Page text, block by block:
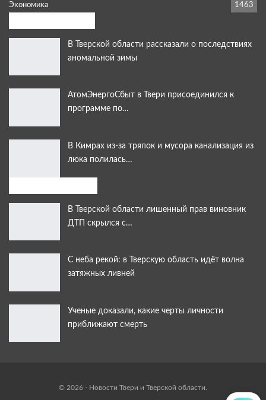
Экономика 1463
В Тверской области рассказали о последствиях
аномальной зимы
АтомЭнергоСбыт в Твери присоединился к
программе по…
В Кимрах из-за тряпок и мусора канализация из
люка полилась…
В Тверской области лишенный прав виновник
ДТП скрылся с…
С неба рекой: в Тверскую область идёт волна
затяжных ливней
Ученые доказали, какие черты личности
приближают смерть
© 2026 - Новости Твери и Тверской области.